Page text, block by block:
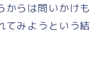
からは問いかけも
てみようという結